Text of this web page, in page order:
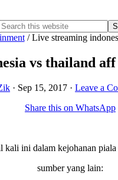
Search
Hide
/Live streaming
vs thailand aff
· Sep 15, 2017 · Leave a
Share this on WhatsApp
kali ini dalam kejohanan
sumber yang lain: